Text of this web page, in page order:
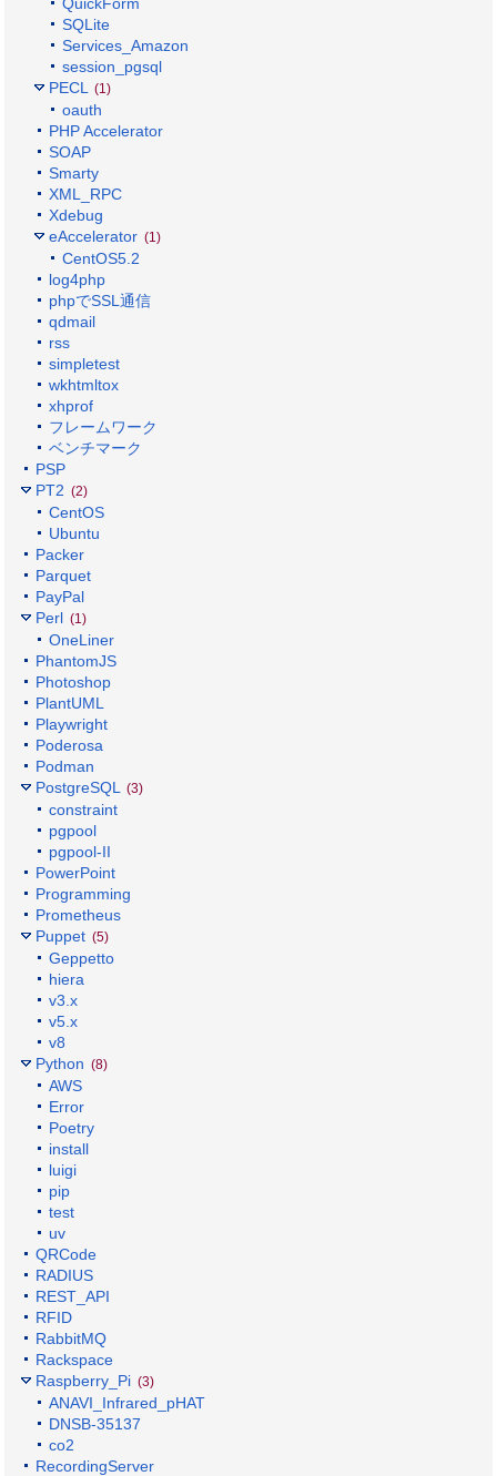
SQLite
Services_Amazon
session_pgsql
PECL
(1)
oauth
PHP Accelerator
SOAP
Smarty
XML_RPC
Xdebug
eAccelerator (1)
CentOS5.2
log4php
phpでSSL通信
qdmail
rss
simpletest
wkhtmltox
xhprof
フレームワーク
ベンチマーク
PSP
PT2 (2)
CentOS
Ubuntu
Packer
Parquet
PayPal
Perl (1)
OneLiner
PhantomJS
Photoshop
PlantUML
Playwright
Poderosa
Podman
PostgreSQL
(3)
constraint
pgpool
pgpool-II
PowerPoint
Programming
Prometheus
Puppet (5)
Geppetto
hiera
v3.x
v5.x
v8
Python (8)
AWS
Error
Poetry
install
luigi
pip
test
uv
QRCode
RADIUS
REST_API
RFID
RabbitMQ
Rackspace
Raspberry_Pi (3)
ANAVI_Infrared_pHAT
DNSB-35137
co2
RecordingServer